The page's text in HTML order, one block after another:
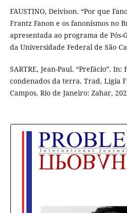
FAUSTINO, Deivison. “Por que
Frantz Fanon e os fanonismos no
apresentada ao programa de Pós-
da Universidade Federal de São
SARTRE, Jean-Paul. “Prefácio”. In:
condenados da terra. Trad. Ligia
Campos. Rio de Janeiro: Zahar,